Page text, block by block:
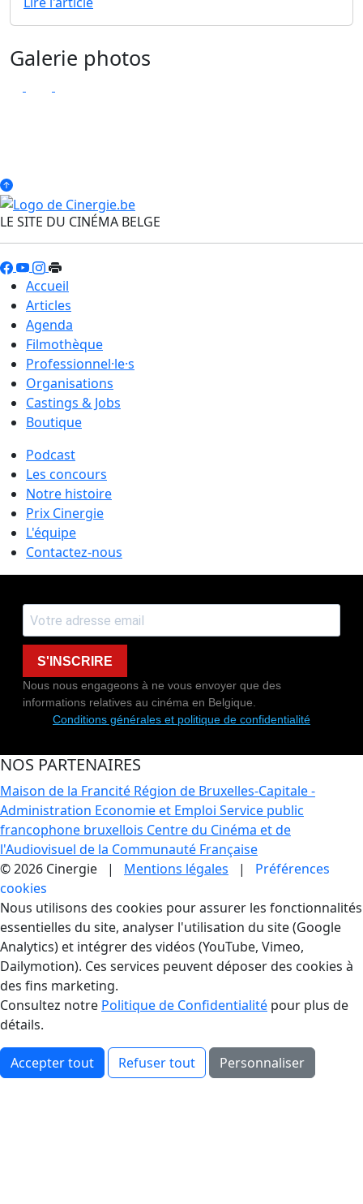
Galerie photos
LE SITE DU CINÉMA BELGE
Accueil
Articles
Agenda
Filmothèque
Professionnel·le·s
Organisations
Castings & Jobs
Boutique
Podcast
Les concours
Notre histoire
Prix Cinergie
L'équipe
Contactez-nous
S'INSCRIRE
Nous nous engageons à ne vous envoyer que des
informations relatives au cinéma en Belgique.
Conditions générales et politique de confidentialité
NOS PARTENAIRES
Maison de la Francité Région de Bruxelles-Capitale -
Administration Economie et Emploi Service public
francophone bruxellois Centre du Cinéma et de
l'Audiovisuel de la Communauté Française
© 2026 Cinergie | Mentions légales | Préférences
cookies
Gestion des Cookies
Nous utilisons des cookies pour assurer les fonctionnalités
essentielles du site, analyser l'utilisation du site (Google
Analytics) et intégrer des vidéos (YouTube, Vimeo,
Dailymotion). Ces services peuvent déposer des cookies à
des fins marketing.
Consultez notre Politique de Confidentialité pour plus de
détails.
Accepter tout Refuser tout Personnaliser